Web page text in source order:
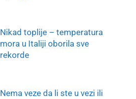
Nikad toplije – temperatura
mora u Italiji oborila sve
rekorde
Nema veze da li ste u vezi ili